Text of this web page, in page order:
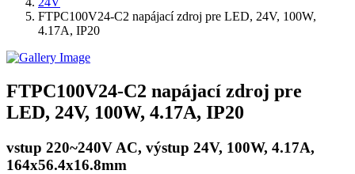
FTPC100V24-C2 napájací zdroj pre LED, 24V, 100W,
4.17A, IP20
FTPC100V24-C2 napájací zdroj pre
LED, 24V, 100W, 4.17A, IP20
vstup 220~240V AC, výstup 24V, 100W, 4.17A,
164x56.4x16.8mm